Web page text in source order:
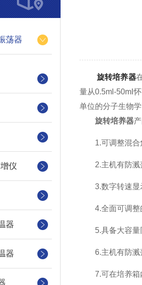
荡器
仪
器
器
旋转培养器
量从0.5ml-50mI
单位的分子生物
旋转培养器
1.可调整混合角
2.主机有防溅落
3.数字转速显示
4.全面可调整
5.具备大容量
6.主机有防溅
7.可在培养箱